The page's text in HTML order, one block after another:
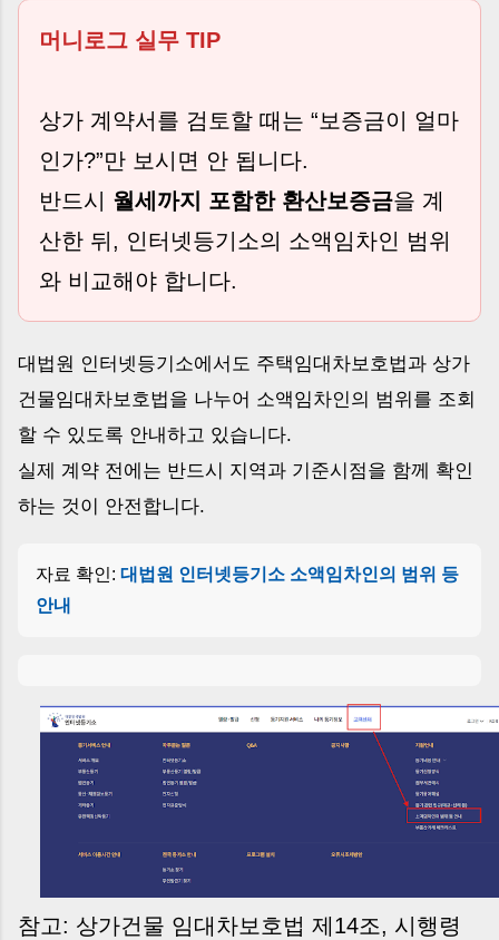
머니로그 실무 TIP
상가 계약서를 검토할 때는 “보증금이 얼마
인가?”만 보시면 안 됩니다.
반드시 월세까지 포함한 환산보증금을 계
산한 뒤, 인터넷등기소의 소액임차인 범위
와 비교해야 합니다.
대법원 인터넷등기소에서도 주택임대차보호법과 상가
건물임대차보호법을 나누어 소액임차인의 범위를 조회
할 수 있도록 안내하고 있습니다.
실제 계약 전에는 반드시 지역과 기준시점을 함께 확인
하는 것이 안전합니다.
자료 확인: 대법원 인터넷등기소 소액임차인의 범위 등
안내
참고: 상가건물 임대차보호법 제14조, 시행령